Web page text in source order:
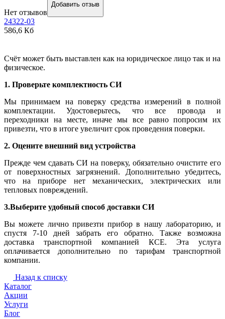
Нет отзывов
Добавить отзыв
24322-03
586,6 Кб
Счёт может быть выставлен как на юридическое лицо так и на
физическое.
1. Проверьте комплектность СИ
Мы принимаем на поверку средства измерений в полной
комплектации. Удостоверьтесь, что все провода и
переходники на месте, иначе мы все равно попросим их
привезти, что в итоге увеличит срок проведения поверки.
2. Оцените внешний вид устройства
Прежде чем сдавать СИ на поверку, обязательно очистите его
от поверхностных загрязнений. Дополнительно убедитесь,
что на приборе нет механических, электрических или
тепловых повреждений.
3.Выберите удобный способ доставки СИ
Вы можете лично привезти прибор в нашу лабораторию, и
спустя 7-10 дней забрать его обратно. Также возможна
доставка транспортной компанией КСЕ. Эта услуга
оплачивается дополнительно по тарифам транспортной
компании.
Назад к списку
Каталог
Акции
Услуги
Блог